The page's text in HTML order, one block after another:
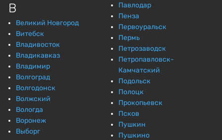
В
Великий Новгород
Витебск
Владивосток
Владикавказ
Владимир
Волгоград
Волгодонск
Волжский
Вологда
Воронеж
Выборг
Павлодар
Пенза
Первоуральск
Пермь
Петрозаводск
Петропавловск-
Камчатский
Подольск
Полоцк
Прокопьевск
Псков
Пушкин
Пушкино